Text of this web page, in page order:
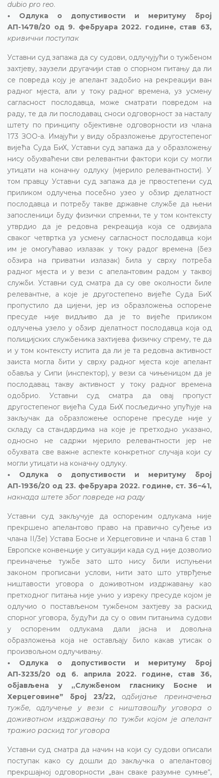
dubio pro reo.
• Одлука о допустивости и меритуму број
АП-1478/20 од 9. фебруара 2022. године, став 63,
кривични поступак
Уставни суд запажа да су судови, одлучујући о тужбеном
захтјеву, заузели другачији став о спорном питању да ли
се повреда коју је апелант задобио на рекреацији ван
радног мјеста, али у току радног времена, уз усмену
сагласност послодавца, може сматрати повредом на
раду, те да ли послодавац сноси одговорност за насталу
штету по принципу објективне одговорности из члана
173 ЗОО-а. Имајући у виду образложење другостепеног
вијећа Суда БиХ, Уставни суд запажа да у образложењу
нису обухваћени сви релевантни фактори који су могли
утицати на коначну одлуку (мјерило релевантности). У
том правцу Уставни суд запажа да је првостепени суд
приликом одлучења посебно узео у обзир дјелатност
послодавца и потребу такве државне службе да њени
запосленици буду физички спремни, те у том контексту
утврдио да је редовна рекреација која се одвијала
сваког четвртка уз усмену сагласност послодавца који
им је омогућавао излазак у току радог времена (без
обзира на приватни излазак) била у сврху потреба
радног мјеста и у вези с апелантовим радом у таквој
служби. Уставни суд сматра да су ове околности биле
релевантне, а које је другостепено вијеће Суда БиХ
пропустило да цијени, јер из образложења оспорене
пресуде није видљиво да је то вијеће приликом
одлучења узело у обзир дјелатност послодавца која од
полицијских службеника захтијева физичку спрему, те да
и у том контексту испита да ли је та редовна активност
заиста могла бити у сврху радног мјеста које апелант
обавља у Сипи (инспектор), у вези са чињеницом да је
послодавац такву активност у току радног времена
одобрио. Уставни суд сматра да овај пропуст
другостепеног вијећа Суда БиХ посљедично упућује на
закључак да образложење оспорене пресуде није у
складу са стандардима на које је претходно указано,
односно не садржи мјерило релевантности јер не
обухвата све важне аспекте конкретног случаја који су
могли утицати на коначну одлуку.
• Одлука о допустивости и меритуму број
АП-1936/20 од 23. фебруара 2022. године, ст. 36−41,
накнада штете због повреде на раду
Уставни суд закључује да оспореним одлукама није
прекршено апелантово право на правично суђење из
члана II/3е) Устава Босне и Херцеговине и члана 6 став 1
Европске конвенције у ситуацији када суд није дозволио
преиначење тужбе зато што нису били испуњени
законом прописани услови, нити зато што утврђење
ништавости уговора о доживотном издржавању као
претходног питања није унио у изреку пресуде којом је
одлучио о постављеном тужбеном захтјеву за раскид
спорног уговора, будући да су о овим питањима судови
у оспореним одлукама дали јасна и довољна
образложења која не остављају било какав утисак о
произвољном одлучивању.
• Одлука о допустивости и меритуму број
АП-3235/20 од 6. априла 2022. године, став 36,
објављена у „Службеном гласнику Босне и
Херцеговинеˮ број 23/22,одбијање преиначења
тужбе, одлучење у вези с ништавошћу уговора о
доживотном издржавању по тужби којом је апелант
тражио раскид тог уговора
Уставни суд сматра да начин на који су судови описали
поступак како су дошли до закључка о апелантовој
прекршајној одговорности „ван сваке разумне сумње“,